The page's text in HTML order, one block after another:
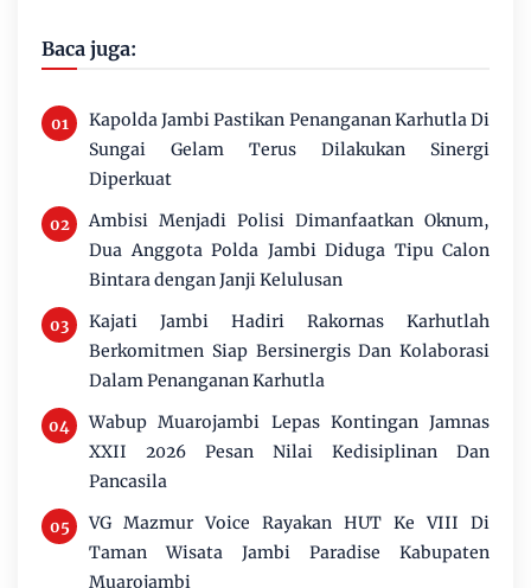
Baca juga:
Kapolda Jambi Pastikan Penanganan Karhutla Di
Sungai Gelam Terus Dilakukan Sinergi
Diperkuat
Ambisi Menjadi Polisi Dimanfaatkan Oknum,
Dua Anggota Polda Jambi Diduga Tipu Calon
Bintara dengan Janji Kelulusan
Kajati Jambi Hadiri Rakornas Karhutlah
Berkomitmen Siap Bersinergis Dan Kolaborasi
Dalam Penanganan Karhutla
Wabup Muarojambi Lepas Kontingan Jamnas
XXII 2026 Pesan Nilai Kedisiplinan Dan
Pancasila
VG Mazmur Voice Rayakan HUT Ke VIII Di
Taman Wisata Jambi Paradise Kabupaten
Muarojambi